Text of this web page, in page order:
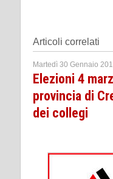
Articoli correlati
Martedì 30 Gennaio
Elezioni 4
provincia di
dei collegi